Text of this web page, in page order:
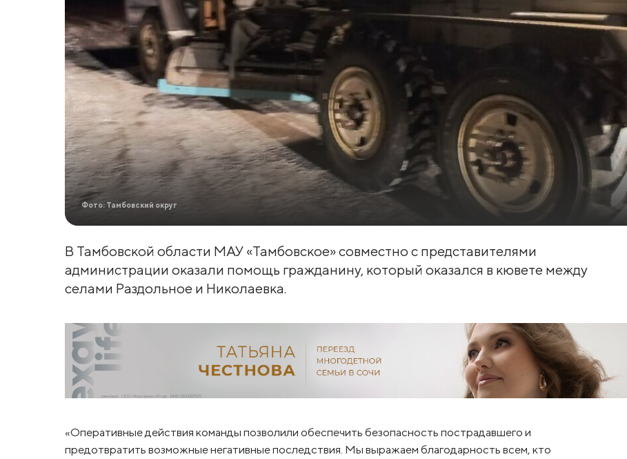
Фото: Тамбовский округ
В Тамбовской области МАУ «Тамбовское» совместно с представителями
администрации оказали помощь гражданину, который оказался в кювете между
селами Раздольное и Николаевка.
«Оперативные действия команды позволили обеспечить безопасность пострадавшего и
предотвратить возможные негативные последствия. Мы выражаем благодарность всем, кто